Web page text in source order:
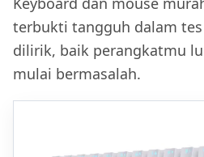
terbukti tangguh dalam
dilirik, baik perangkatmu
mulai bermasalah.